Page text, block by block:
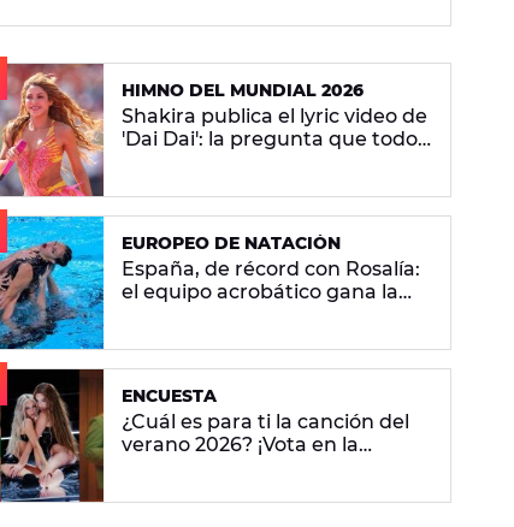
HIMNO DEL MUNDIAL 2026
Shakira publica el lyric video de
'Dai Dai': la pregunta que todos
EUROPEO DE NATACIÓN
España, de récord con Rosalía:
el equipo acrobático gana la
ENCUESTA
¿Cuál es para ti la canción del
verano 2026? ¡Vota en la